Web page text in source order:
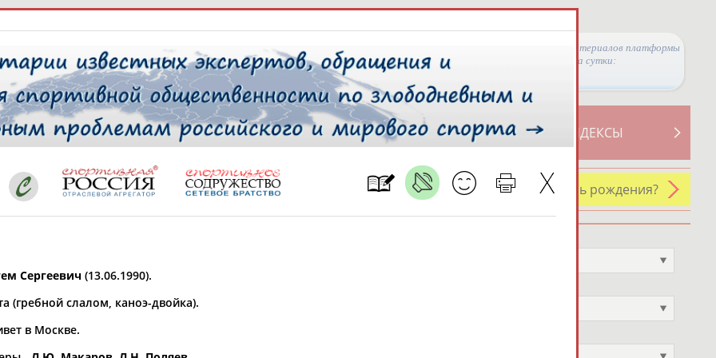
Просмотры материалов платформы
за сутки:
СВОДНЫЕ ИНДЕКСЫ
ТАБЛО АКТИВНОСТИ
РЕСУРСНАЯ ПЛОЩАДКА
У кого сегодня день рождения?
проживания
Сергеевич (13.06.1990).
(гребной слалом, каноэ-двойка).
в Москве.